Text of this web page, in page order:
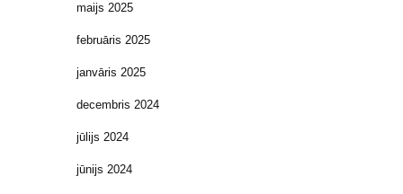
maijs 2025
februāris 2025
janvāris 2025
decembris 2024
jūlijs 2024
jūnijs 2024